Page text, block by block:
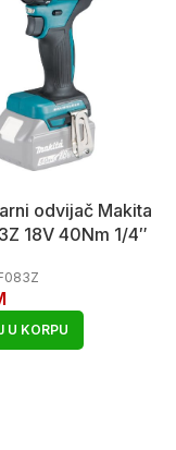
odvijač Makita
18V 40Nm 1/4″
U KORPU